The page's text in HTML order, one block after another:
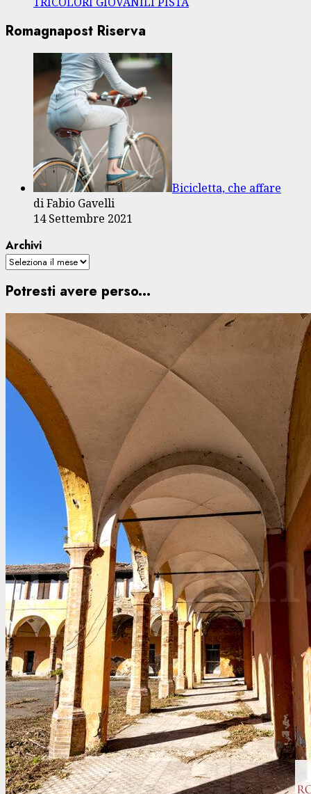
Romagnapost Riserva
Bicicletta, che affare
di Fabio Gavelli
14 Settembre 2021
Archivi
Potresti avere perso...